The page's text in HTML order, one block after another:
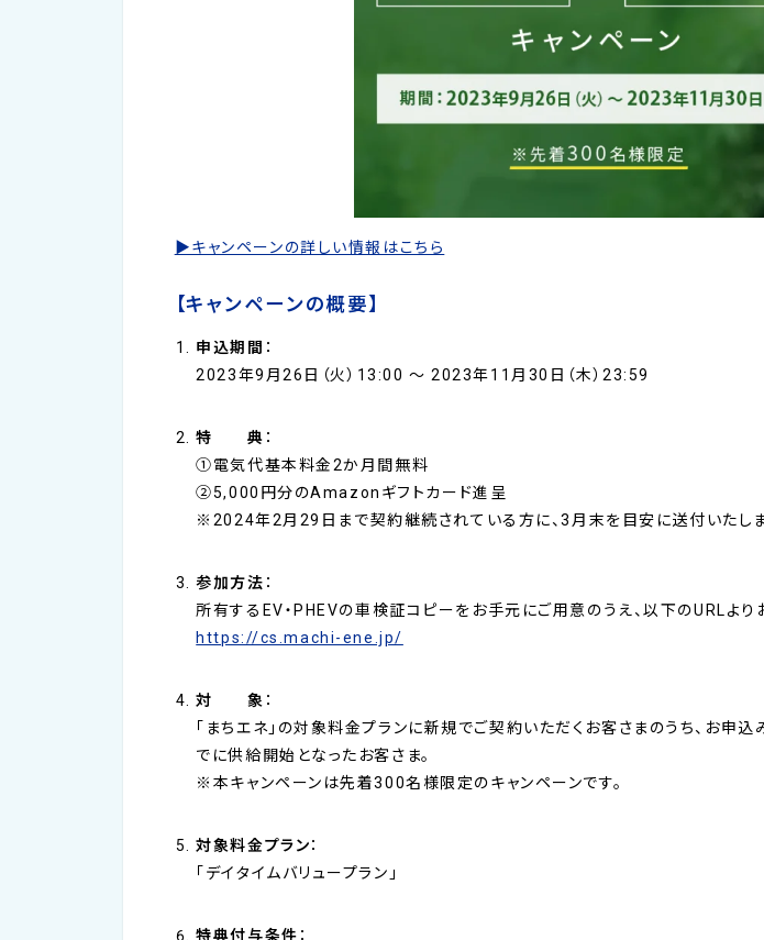
▶キャンペーンの詳しい情報はこちら
【キャンペーンの概要】
申込期間 ：
2023年9月26日（火）13:00 ～ 2023年11月30日（木）23:59
特 典 ：
①電気代基本料金2か月間無料
②5,000円分のAmazonギフトカード進呈
※2024年2月29日まで契約継続されている方に、3月末を目安に送付いたしま
参加方法 ：
所有するEV・PHEVの車検証コピーをお手元にご用意のうえ、以下のURLより
https://cs.machi-ene.jp/
対 象 ：
「まちエネ」の対象料金プランに新規でご契約いただくお客さまのうち、お申
でに供給開始となったお客さま。
※本キャンペーンは先着300名様限定のキャンペーンです。
対象料金プラン：
「デイタイムバリュープラン」
特典付与条件 ：